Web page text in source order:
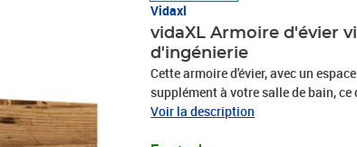
Vidaxl
vidaXL Armoire d'évier
d'ingénierie
Cette armoire d'évier, avec un
supplément à votre salle de bain,
saisissante ! Matériau durable : le
Voir la description